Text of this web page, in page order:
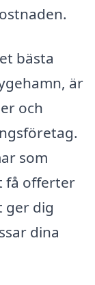
bästa
är
och
som
få offerter
ger dig
dina